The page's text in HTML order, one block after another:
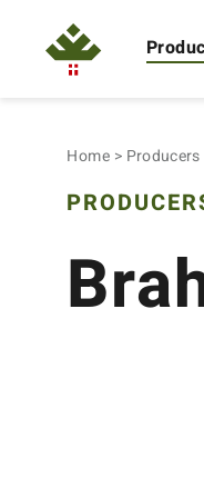
Home Producers